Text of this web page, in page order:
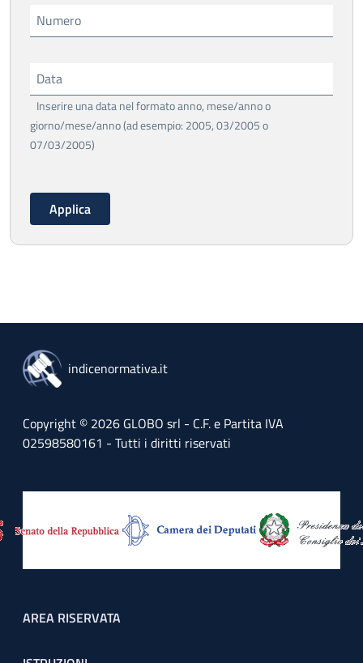
Numero
Data
Inserire una data nel formato anno, mese/anno o
giorno/mese/anno (ad esempio: 2005, 03/2005 o
07/03/2005)
indicenormativa.it
Copyright © 2026 GLOBO srl - C.F. e Partita IVA
02598580161 - Tutti i diritti riservati
Footer menu
AREA RISERVATA